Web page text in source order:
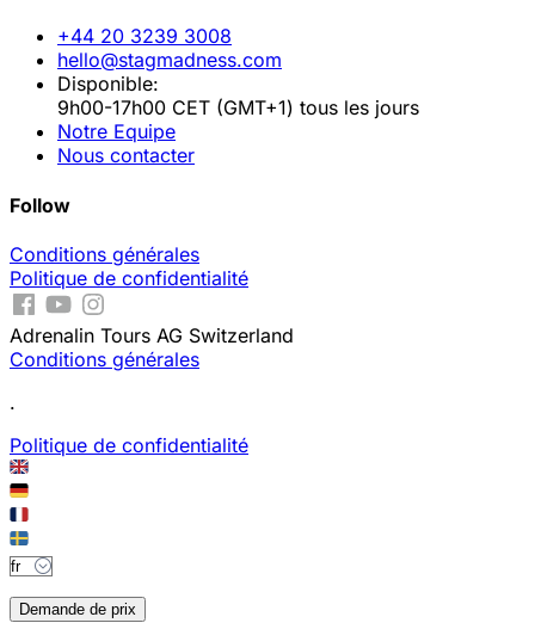
+44 20 3239 3008
hello@stagmadness.com
Disponible:
9h00-17h00 CET (GMT+1) tous les jours
Notre Equipe
Nous contacter
Follow
Conditions générales
Politique de confidentialité
Adrenalin Tours AG Switzerland
Conditions générales
.
Politique de confidentialité
Demande de prix